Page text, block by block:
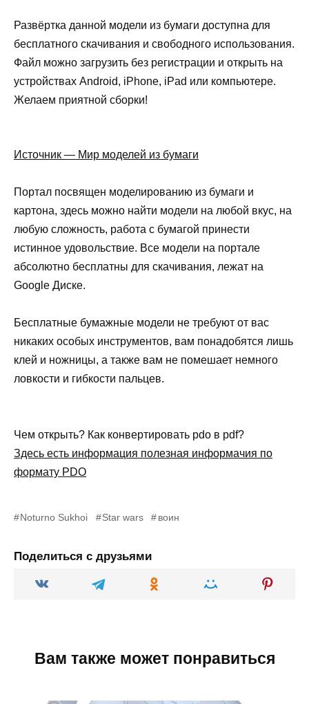
Развёртка данной модели из бумаги доступна для
бесплатного скачивания и свободного использования.
Файл можно загрузить без регистрации и открыть на
устройствах Android, iPhone, iPad или компьютере.
Желаем приятной сборки!
Источник — Мир моделей из бумаги
Портал посвящен моделированию из бумаги и
картона, здесь можно найти модели на любой вкус, на
любую сложность, работа с бумагой принести
истинное удовольствие. Все модели на портале
абсолютно бесплатны для скачивания, лежат на
Google Диске.
Бесплатные бумажные модели не требуют от вас
никаких особых инструментов, вам понадобятся лишь
клей и ножницы, а также вам не помешает немного
ловкости и гибкости пальцев.
Чем открыть? Как конвертировать pdo в pdf?
Здесь есть информация полезная информачия по
формату PDO
Noturno Sukhoi Star wars воин
Поделиться с друзьями
Вам также может понравиться